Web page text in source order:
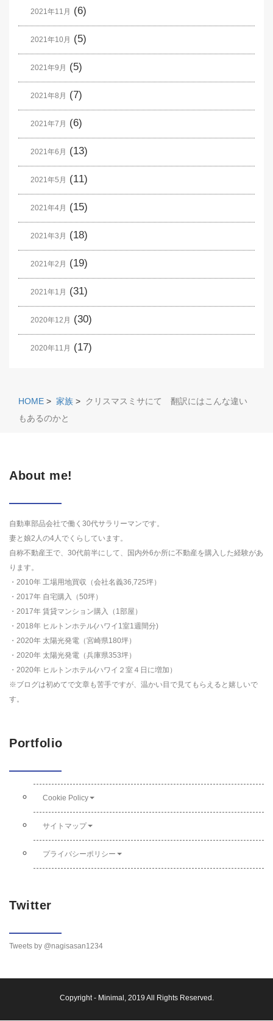
2021年11月 (6)
2021年10月 (5)
2021年9月 (5)
2021年8月 (7)
2021年7月 (6)
2021年6月 (13)
2021年5月 (11)
2021年4月 (15)
2021年3月 (18)
2021年2月 (19)
2021年1月 (31)
2020年12月 (30)
2020年11月 (17)
HOME > 家族 >
クリスマスミサにて 翻訳にはこんな違い
もあるのかと
About me!
自動車部品会社で働く30代サラリーマンです。
妻と娘2人の4人でくらしています。
自称不動産王で、30代前半にして、国内外6か所に不動産を購入した経験があ
ります。
・2010年 工場用地買収（会社名義36,725坪）
・2017年 自宅購入（50坪）
・2017年 賃貸マンション購入（1部屋）
・2018年 ヒルトンホテル(ハワイ1室1週間分)
・2020年 太陽光発電（宮崎県180坪）
・2020年 太陽光発電（兵庫県353坪）
・2020年 ヒルトンホテル(ハワイ２室４日に増加）
※ブログは初めてで文章も苦手ですが、温かい目で見てもらえると嬉しいで
す。
Portfolio
Cookie Policy
サイトマップ
プライバシーポリシー
Twitter
Tweets by @nagisasan1234
Copyright - Minimal , 2019 All Rights Reserved.